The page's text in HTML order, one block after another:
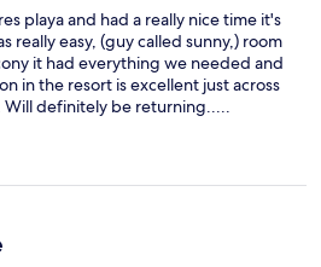
playa and had a really nice time it's
really easy, (guy called sunny,) room
it had everything we needed and
in the resort is excellent just across
definitely be returning.....